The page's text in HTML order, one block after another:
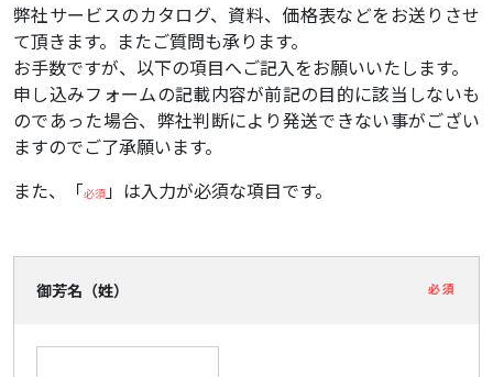
弊社サービスのカタログ、資料、価格表などをお送りさせ
て頂きます。またご質問も承ります。
お手数ですが、以下の項目へご記入をお願いいたします。
申し込みフォームの記載内容が前記の目的に該当しないも
のであった場合、弊社判断により発送できない事がござい
ますのでご了承願います。
また、「必須」は入力が必須な項目です。
必須
御芳名（姓）